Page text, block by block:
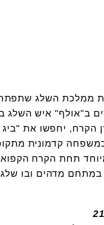
ממלכת השלג
ב"אולף" איש השלג
הקרח, יחפשו את
קדמונית
תחת הקרח
במתחם מדהים ובו שלג